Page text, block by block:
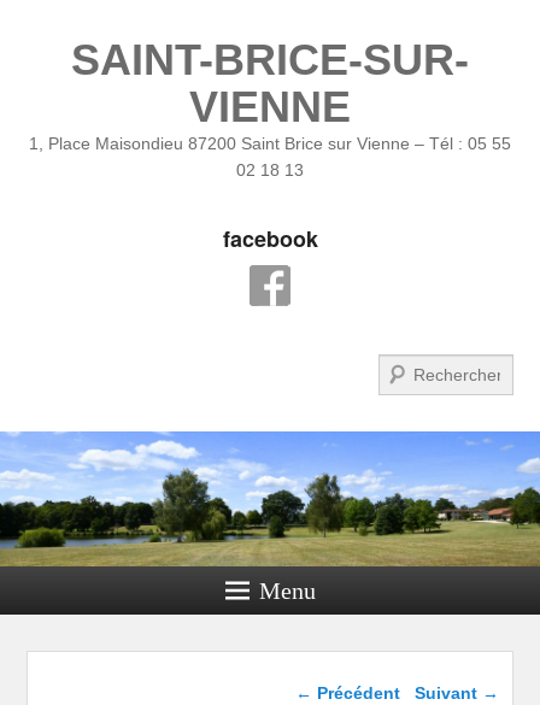
SAINT-BRICE-SUR-
VIENNE
1, Place Maisondieu 87200 Saint Brice sur Vienne – Tél : 05 55
02 18 13
facebook
Menu
Navigation dans les
← Précédent Suivant →